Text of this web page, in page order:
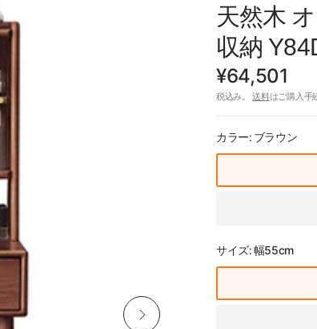
天然木
収納
¥64,501
税込み。送料はご購入手
カラー: ブラウン
サイズ:幅55cm